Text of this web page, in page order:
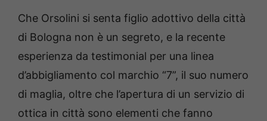
Che Orsolini si senta figlio adottivo della città
di Bologna non è un segreto, e la recente
esperienza da testimonial per una linea
d’abbigliamento col marchio “7”, il suo numero
di maglia, oltre che l’apertura di un servizio di
ottica in città sono elementi che fanno